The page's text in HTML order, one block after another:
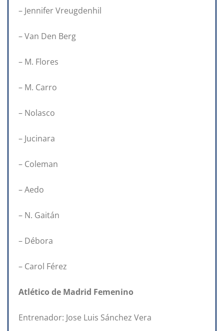
– Jennifer Vreugdenhil
– Van Den Berg
– M. Flores
– M. Carro
– Nolasco
– Jucinara
– Coleman
– Aedo
– N. Gaitán
– Débora
– Carol Férez
Atlético de Madrid Femenino
Entrenador: Jose Luis Sánchez Vera